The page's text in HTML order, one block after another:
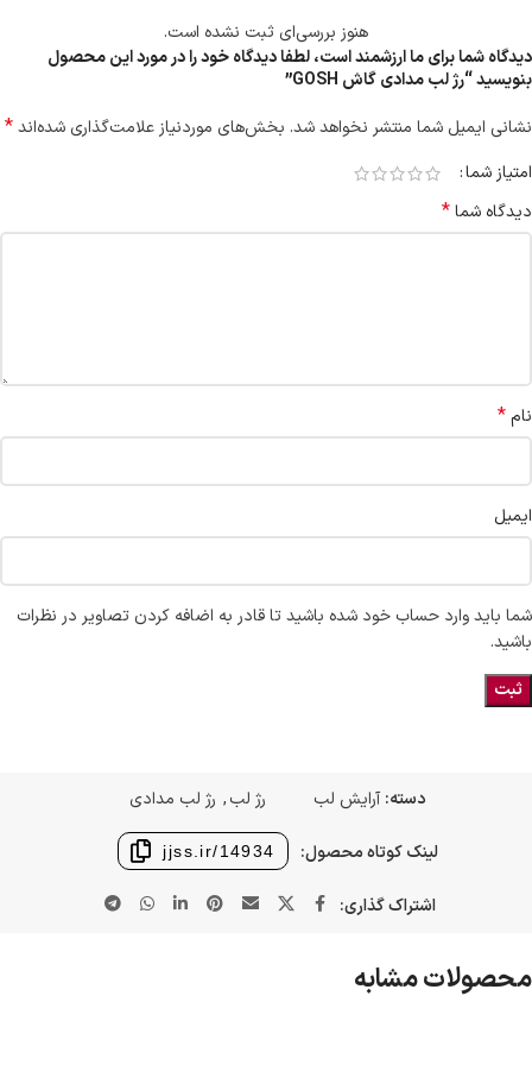
هنوز بررسی‌ای ثبت نشده است.
دیدگاه شما برای ما ارزشمند است، لطفا دیدگاه خود را در مورد این محصول
بنویسید “رژ لب مدادی گاش GOSH”
نشانی ایمیل شما منتشر نخواهد شد. بخش‌های موردنیاز علامت‌گذاری شده‌اند*
امتیاز شما
دیدگاه شما*
نام*
ایمیل
شما باید وارد حساب خود شده باشید تا قادر به اضافه کردن تصاویر در نظرات
باشید.
دسته: آرایش لب رژ لب, رژ لب مدادی
لینک کوتاه محصول: jjss.ir/14934
اشتراک گذاری:
محصولات مشابه